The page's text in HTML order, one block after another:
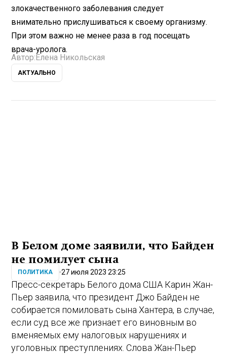
злокачественного заболевания следует
внимательно прислушиваться к своему организму.
При этом важно не менее раза в год посещать
врача-уролога.
Автор: Елена Никольская
АКТУАЛЬНО
В Белом доме заявили, что Байден
не помилует сына
ПОЛИТИКА 27 июля 2023 23:25
Пресс-секретарь Белого дома США Карин Жан-
Пьер заявила, что президент Джо Байден не
собирается помиловать сына Хантера, в случае,
если суд все же признает его виновным во
вменяемых ему налоговых нарушениях и
уголовных преступлениях. Слова Жан-Пьер